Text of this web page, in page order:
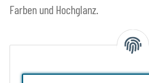
Farben und Hochglanz.